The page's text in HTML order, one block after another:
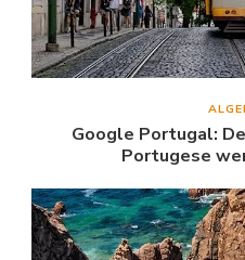
Google Portugal:
Portugese